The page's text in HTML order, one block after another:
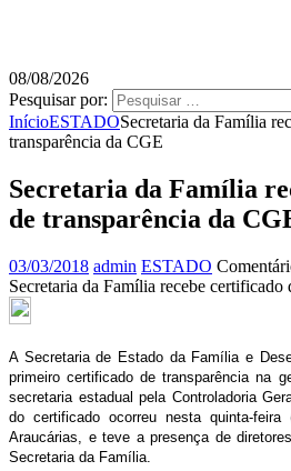
08/08/2026
Pesquisar por:
InícioESTADOSecretaria da Família
transparência da CGE
Secretaria da Família
de transparência da
03/03/2018 admin ESTADO
Secretaria da Família recebe certificado
A Secretaria de Estado da Família e
primeiro certificado de transparência na
secretaria estadual pela Controladoria
do certificado ocorreu nesta quinta-
Araucárias, e teve a presença de
Secretaria da Família.